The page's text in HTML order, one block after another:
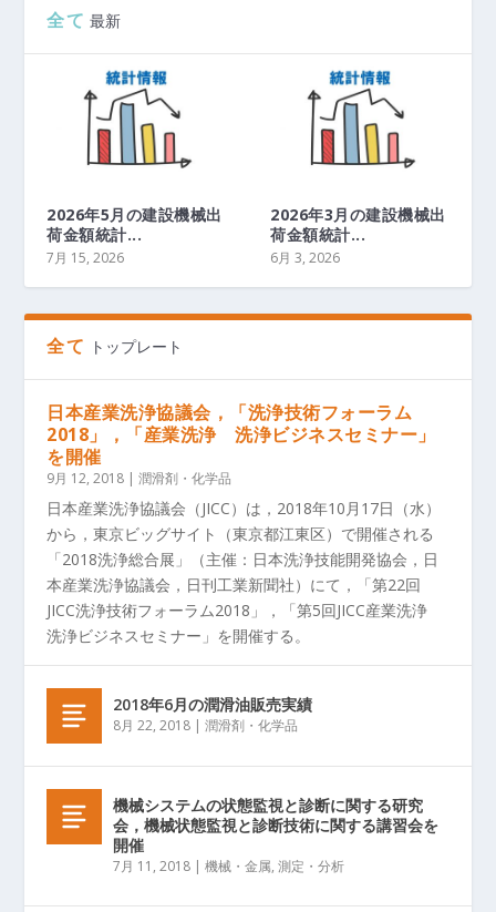
全て 最新
2026年5月の建設機械出
荷金額統計...
7月 15, 2026
2026年3月の建設機械出
荷金額統計...
6月 3, 2026
全て トップレート
日本産業洗浄協議会，「洗浄技術フォーラム
2018」，「産業洗浄 洗浄ビジネスセミナー」
を開催
9月 12, 2018 |潤滑剤・化学品
日本産業洗浄協議会（JICC）は，2018年10月17日（水）
から，東京ビッグサイト（東京都江東区）で開催される
「2018洗浄総合展」（主催：日本洗浄技能開発協会，日
本産業洗浄協議会，日刊工業新聞社）にて，「第22回
JICC洗浄技術フォーラム2018」，「第5回JICC産業洗浄
洗浄ビジネスセミナー」を開催する。
2018年6月の潤滑油販売実績
8月 22, 2018 |潤滑剤・化学品
機械システムの状態監視と診断に関する研究
会，機械状態監視と診断技術に関する講習会を
開催
7月 11, 2018 |機械・金属,測定・分析